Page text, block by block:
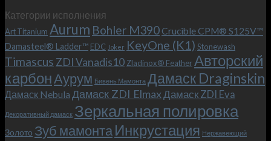
и
клипсой!
Макс
(Mad
Max),
или
как
мы
прикоснулись
к
фильма.
Категории исполнения
Art Titanium Aurum Bohler M390Crucible CPM® S125V™
Damasteel® Ladder™ EDC Joker KeyOne (K1) Stonewash
Timascus ZDI Vanadis10 Zladinox® FeatherАвторский
карбонАурум Бивень Мамонта Дамаск Draginskin
Дамаск Nebula Дамаск ZDI ElmaxДамаск ZDI Eva
Декоративный дамаск Зеркальная полировка
Золото Зуб мамонтаИнкрустация Нержавеющий